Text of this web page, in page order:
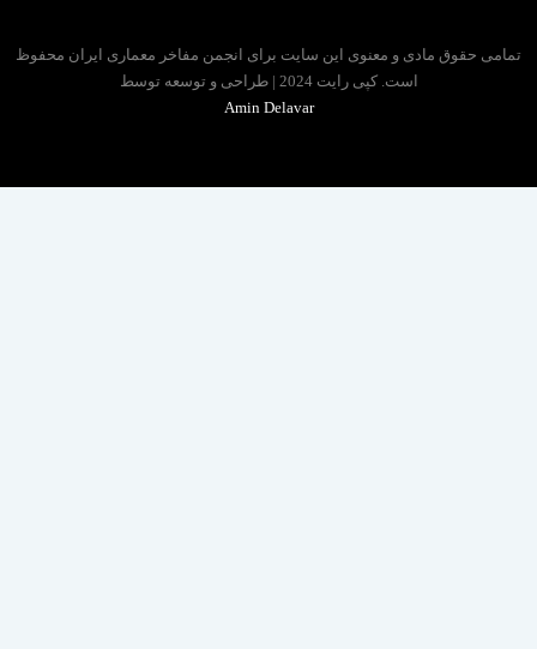
حقوق مادی و معنوی این سایت برای انجمن مفاخر معماری ایران محفوظ
است. کپی رایت 2024 | طراحی و توسعه توسط
Amin Delavar